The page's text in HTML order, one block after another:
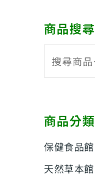
商品搜尋
尋
字
商品分類
保健食品館
天然草本館